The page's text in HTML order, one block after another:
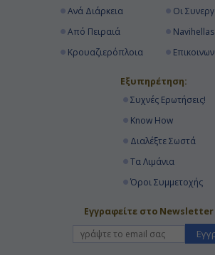
Ανά Διάρκεια
Από Πειραιά
Κρουαζιερόπλοια
Οι
Εξυπηρέτηση:
Συχνές Ερωτήσεις!
Know How
Διαλέξτε Σωστά
Τα Λιμάνια
Όροι Συμμετοχής
Εγγραφείτε στο Newsletter